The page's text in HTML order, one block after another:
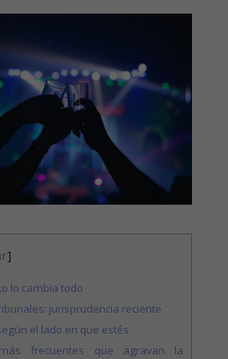
]
lo cambia todo
jurisprudencia reciente
el lado en que estés
frecuentes que agravan la